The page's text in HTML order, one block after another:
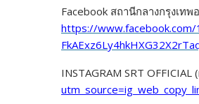
Facebook สถานีกลางกรุงเท
https://
INSTAGRAM SRT